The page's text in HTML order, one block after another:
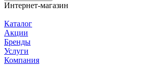
Интернет-магазин
Каталог
Акции
Бренды
Услуги
Компания